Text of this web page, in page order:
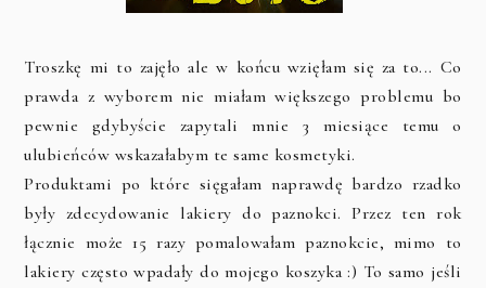
Troszkę mi to zajęło ale w końcu wzięłam się za to... Co
prawda z wyborem nie miałam większego problemu bo
pewnie gdybyście zapytali mnie 3 miesiące temu o
ulubieńców wskazałabym te same kosmetyki.
Produktami po które sięgałam naprawdę bardzo rzadko
były zdecydowanie lakiery do paznokci. Przez ten rok
łącznie może 15 razy pomalowałam paznokcie, mimo to
lakiery często wpadały do mojego koszyka :) To samo jeśli